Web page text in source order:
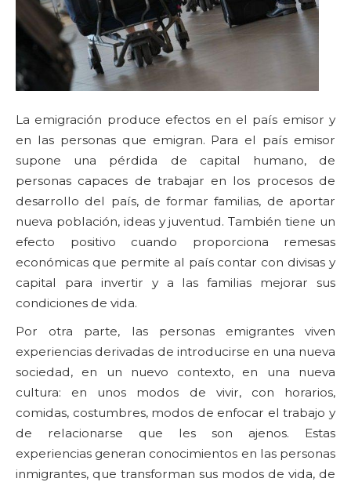
La emigración produce efectos en el país emisor y
en las personas que emigran. Para el país emisor
supone una pérdida de capital humano, de
personas capaces de trabajar en los procesos de
desarrollo del país, de formar familias, de aportar
nueva población, ideas y juventud. También tiene un
efecto positivo cuando proporciona remesas
económicas que permite al país contar con divisas y
capital para invertir y a las familias mejorar sus
condiciones de vida.
Por otra parte, las personas emigrantes viven
experiencias derivadas de introducirse en una nueva
sociedad, en un nuevo contexto, en una nueva
cultura: en unos modos de vivir, con horarios,
comidas, costumbres, modos de enfocar el trabajo y
de relacionarse que les son ajenos. Estas
experiencias generan conocimientos en las personas
inmigrantes, que transforman sus modos de vida, de